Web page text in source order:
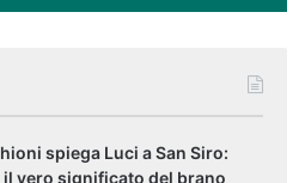
spiega Luci a San Siro:
il vero significato del brano